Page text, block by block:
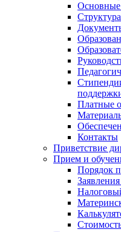
Основные
Платные
Контакты
Приветствие
Прием и
Порядок